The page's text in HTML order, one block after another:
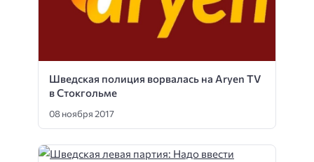
Шведская полиция ворвалась на Aryen TV
в Стокгольме
08 ноября 2017